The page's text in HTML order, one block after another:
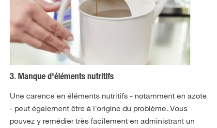
3. Manque d'éléments nutritifs
Une carence en éléments nutritifs - notamment en azote
- peut également être à l'origine du problème. Vous
pouvez y remédier très facilement en administrant un